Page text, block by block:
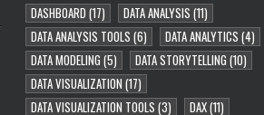
DASHBOARD (17) DATA ANALYSIS (11)
DATA ANALYSIS TOOLS (6) DATA ANALYTICS (4)
DATA MODELING (5) DATA STORYTELLING (10)
DATA VISUALIZATION (17)
DATA VISUALIZATION TOOLS (3) DAX(11)